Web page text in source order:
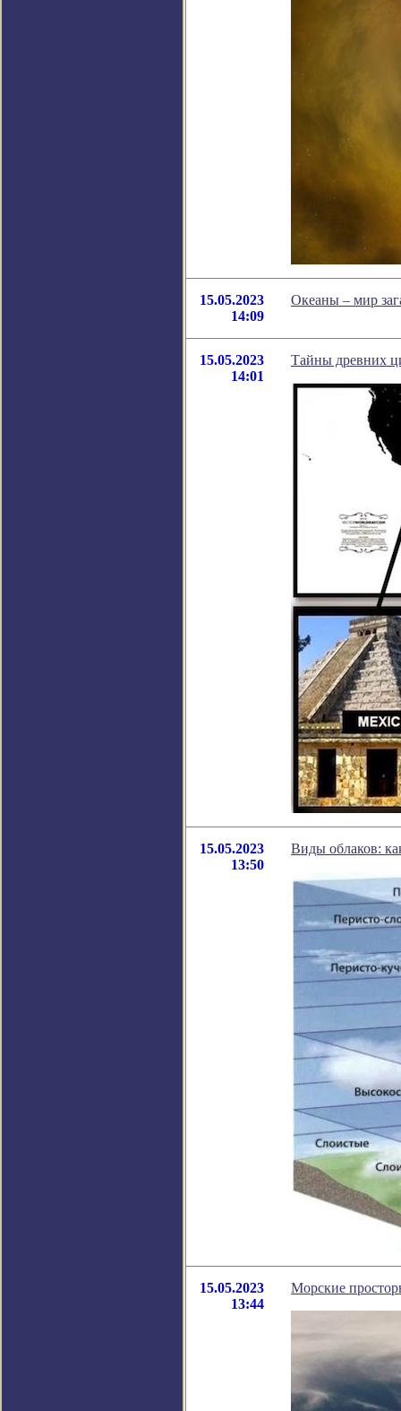
15.05.2023
14:09
Океаны – мир
15.05.2023
14:01
Тайны древних
15.05.2023
13:50
Виды облаков:
15.05.2023
13:44
Морские